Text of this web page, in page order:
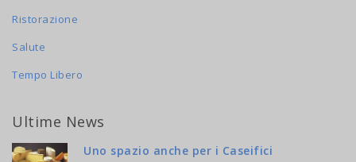
Ristorazione
Salute
Tempo Libero
Ultime News
Uno spazio anche per i Caseifici